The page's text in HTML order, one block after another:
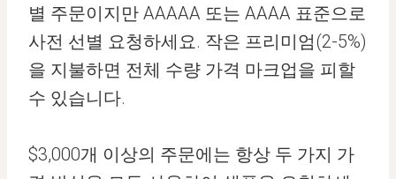
별 주문이지만 AAAAA 또는 AAAA 표준으로
사전 선별 요청하세요. 작은 프리미엄(2-5%)
을 지불하면 전체 수량 가격 마크업을 피할
수 있습니다.
$3,000개 이상의 주문에는 항상 두 가지 가